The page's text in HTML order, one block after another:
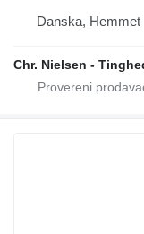
Danska, Hemmet
Chr. Nielsen -